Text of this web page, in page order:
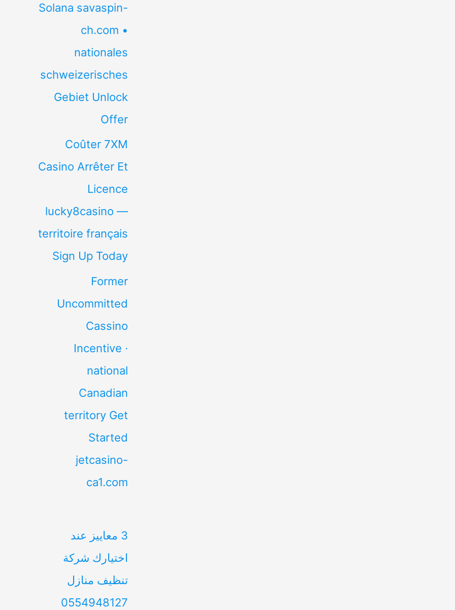
Solana savaspin-
ch.com •
nationales
schweizerisches
Gebiet Unlock
Offer
Coûter 7XM
Casino Arrêter Et
Licence
lucky8casino —
territoire français
Sign Up Today
Former
Uncommitted
Cassino
Incentive ·
national
Canadian
territory Get
Started
jetcasino-
ca1.com
3 معاييز عند
اختيارك شركة
تنظيف منازل
0554948127